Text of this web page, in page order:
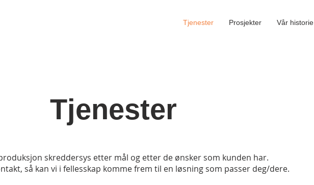
Tjenester Prosjekter Vår historie
Tjenester
skreddersys etter mål og etter de ønsker som kunden har.
så kan vi i fellesskap komme frem til en løsning som passer deg/dere.